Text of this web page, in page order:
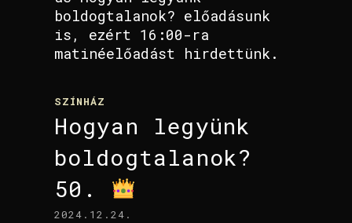
boldogtalanok? előadásunk
is, ezért 16:00-ra
matinéelőadást hirdettünk.
SZÍNHÁZ
Hogyan legyünk
boldogtalanok?
50.
2024.12.24.